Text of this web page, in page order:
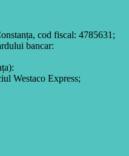
cod fiscal: 4785631;
bancar:
Westaco Express;